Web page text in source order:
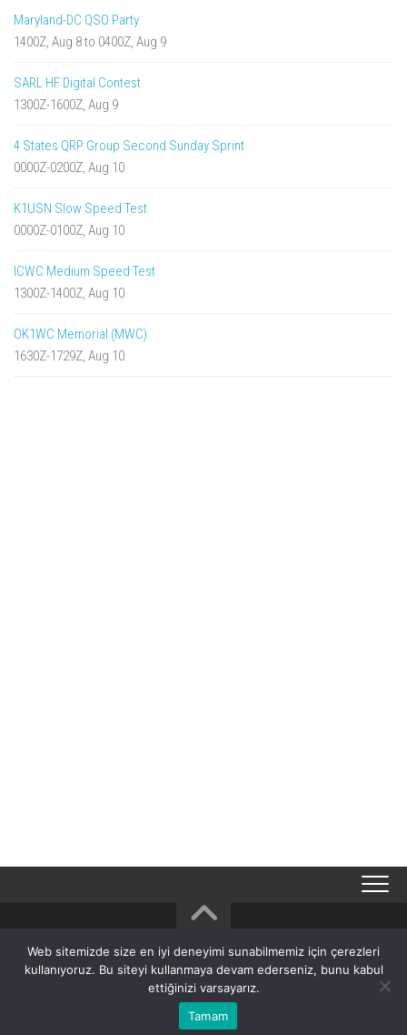
Maryland-DC QSO Party
1400Z, Aug 8 to 0400Z, Aug 9
SARL HF Digital Contest
1300Z-1600Z, Aug 9
4 States QRP Group Second Sunday Sprint
0000Z-0200Z, Aug 10
K1USN Slow Speed Test
0000Z-0100Z, Aug 10
ICWC Medium Speed Test
1300Z-1400Z, Aug 10
OK1WC Memorial (MWC)
1630Z-1729Z, Aug 10
TA7OM – Amateur Radio © 2026. All Rights Reserved.
Powered byWordPress. Theme byAlx.
Web sitemizde size en iyi deneyimi sunabilmemiz için çerezleri
kullanıyoruz. Bu siteyi kullanmaya devam ederseniz, bunu kabul
ettiğinizi varsayarız.
Tamam